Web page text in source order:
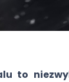
to